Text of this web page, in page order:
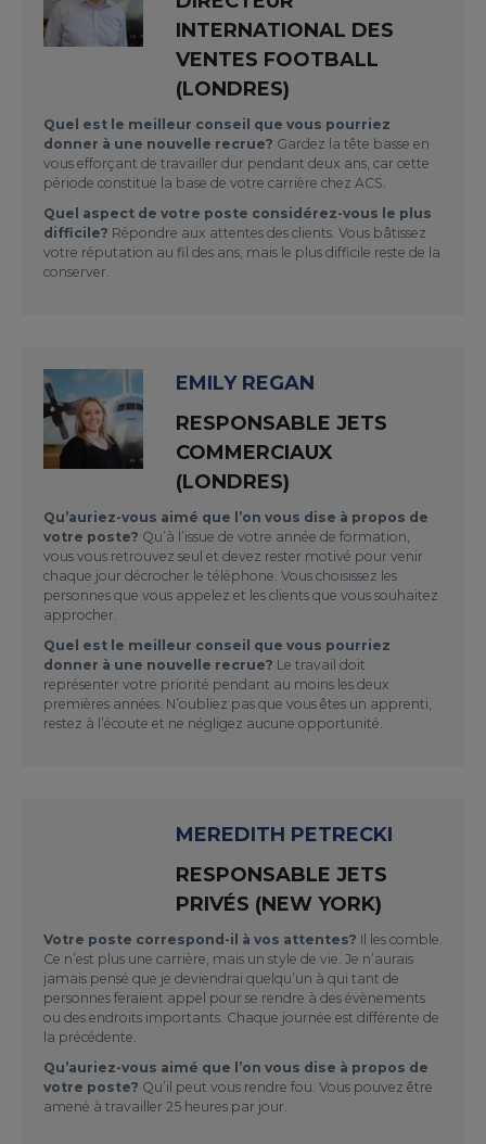
INTERNATIONAL DES
VENTES FOOTBALL
(LONDRES)
Quel est le meilleur conseil que vous pourriez
donner à une nouvelle recrue? Gardez la tête basse en
vous efforçant de travailler dur pendant deux ans, car cette
période constitue la base de votre carrière chez ACS.
Quel aspect de votre poste considérez-vous le plus
difficile? Répondre aux attentes des clients. Vous bâtissez
votre réputation au fil des ans, mais le plus difficile reste de la
conserver.
EMILY REGAN
RESPONSABLE JETS
COMMERCIAUX
(LONDRES)
Qu’auriez-vous aimé que l’on vous dise à propos de
votre poste? Qu’à l’issue de votre année de formation,
vous vous retrouvez seul et devez rester motivé pour venir
chaque jour décrocher le téléphone. Vous choisissez les
personnes que vous appelez et les clients que vous souhaitez
approcher.
Quel est le meilleur conseil que vous pourriez
donner à une nouvelle recrue? Le travail doit
représenter votre priorité pendant au moins les deux
premières années. N’oubliez pas que vous êtes un apprenti,
restez à l’écoute et ne négligez aucune opportunité.
MEREDITH PETRECKI
RESPONSABLE JETS
PRIVÉS (NEW YORK)
Votre poste correspond-il à vos attentes? Il les comble.
Ce n’est plus une carrière, mais un style de vie. Je n’aurais
jamais pensé que je deviendrai quelqu’un à qui tant de
personnes feraient appel pour se rendre à des évènements
ou des endroits importants. Chaque journée est différente de
la précédente.
Qu’auriez-vous aimé que l’on vous dise à propos de
votre poste? Qu’il peut vous rendre fou. Vous pouvez être
amené à travailler 25 heures par jour.